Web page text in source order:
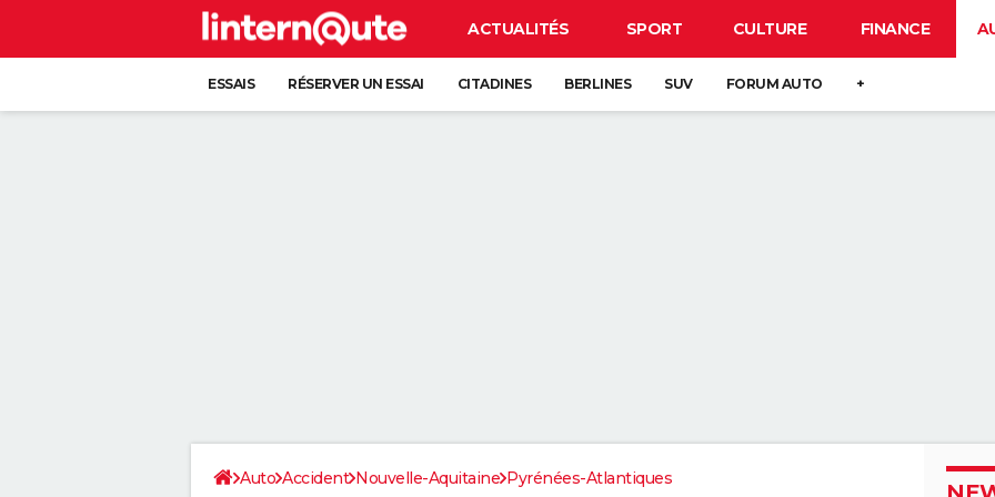
ACTUALITÉS SPORT CULTURE FINANCE
ESSAIS RÉSERVER UN ESSAI CITADINES BERLINES SUV FORUM AUTO +
Auto Accident Nouvelle-Aquitaine Pyrénées-Atlantiques